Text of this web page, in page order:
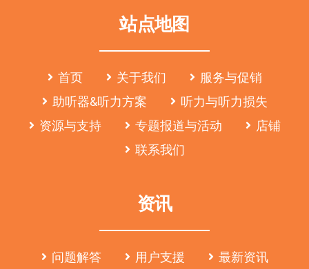
站点地图
首页 关于我们
服务与促销
助听器&听力方案
听力与听力损失
资源与支持
专题报道与活动
店铺
联系我们
资讯
问题解答 用户支援
最新资讯